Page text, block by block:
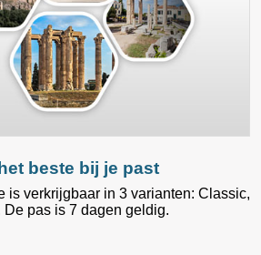
beste bij je past
is verkrijgbaar in 3 varianten: Classic,
pas is 7 dagen geldig.